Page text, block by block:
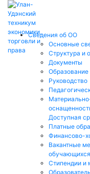
Сведения об ОО
Основные
Структура и
Документы
Образование
Руководство
Доступная
Платные
Финансово-
Вакантные
обучающихся
Стипендии и